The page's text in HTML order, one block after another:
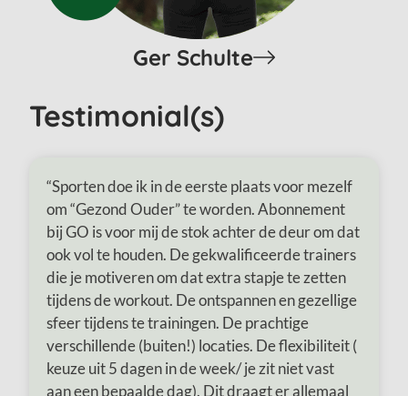
Ger Schulte
Testimonial(s)
“Sporten doe ik in de eerste plaats voor mezelf
om “Gezond Ouder” te worden. Abonnement
bij GO is voor mij de stok achter de deur om dat
ook vol te houden. De gekwalificeerde trainers
die je motiveren om dat extra stapje te zetten
tijdens de workout. De ontspannen en gezellige
sfeer tijdens te trainingen. De prachtige
verschillende (buiten!) locaties. De flexibiliteit (
keuze uit 5 dagen in de week/ je zit niet vast
aan een bepaalde dag). Dit draagt er allemaal